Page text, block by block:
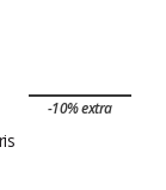
-10% extra